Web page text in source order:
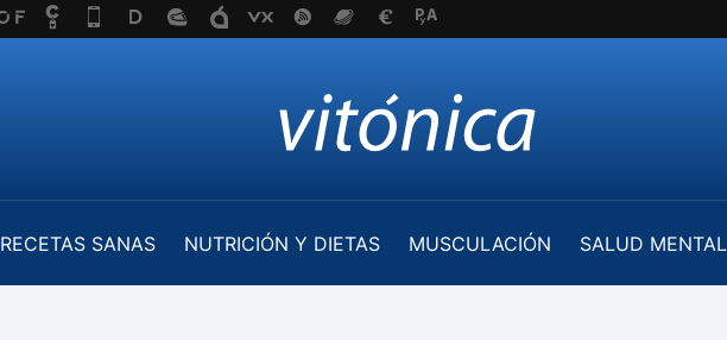
RECETAS SANAS NUTRICIÓN Y DIETAS MUSCULACIÓN
SALUD MENTAL